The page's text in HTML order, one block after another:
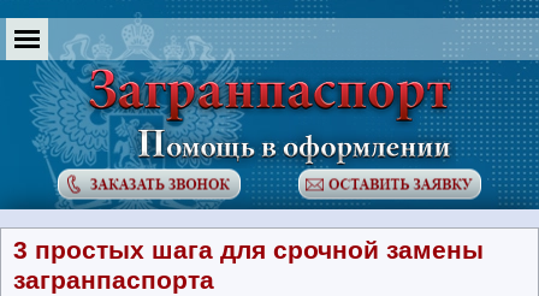
3 простых шага для срочной замены
загранпаспорта